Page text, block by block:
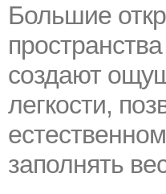
Большие
создают
легкости,
заполнять